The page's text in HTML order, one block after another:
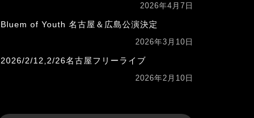
2026年4月7日
Bluem of Youth 名古屋＆広島公演決定
2026年3月10日
2026/2/12,2/26名古屋フリーライブ
2026年2月10日